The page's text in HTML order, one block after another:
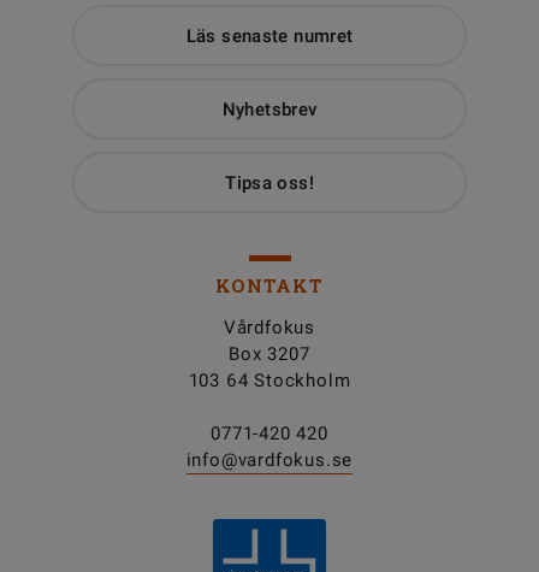
Läs senaste numret
Nyhetsbrev
Tipsa oss!
KONTAKT
Vårdfokus
Box 3207
103 64 Stockholm
0771-420 420
info@vardfokus.se